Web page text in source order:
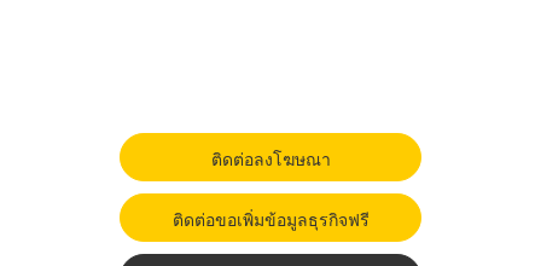
ติดต่อลงโฆษณา
ติดต่อขอเพิ่มข้อมูลธุรกิจฟรี